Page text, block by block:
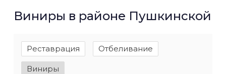
Виниры в районе Пушкинской
Реставрация Отбеливание
Виниры